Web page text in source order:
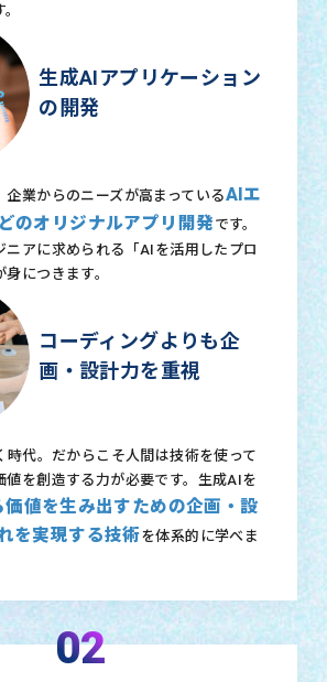
生成AIアプリケーション
の開発
企業からのニーズが高まっているAIエ
のオリジナルアプリ開発です。
ニアに求められる「AIを活用したプロ
につきます。
コーディングよりも企
画・設計力を重視
時代。だからこそ人間は技術を使って
値を創造する力が必要です。生成AIを
価値を生み出すための企画・設
を実現する技術を体系的に学べま
02